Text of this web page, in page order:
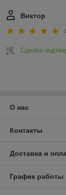
Виктор
Сделка
О нас
Контакты
Доставка и
График работы